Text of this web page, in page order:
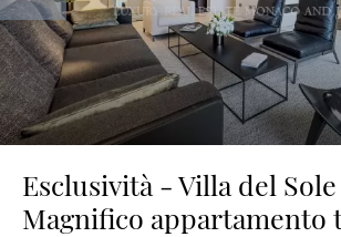
Esclusività - Villa del
Magnifico appartamento